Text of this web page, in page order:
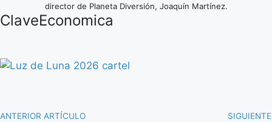
director de Planeta Diversión, Joaquín Martínez.
ClaveEconomica
ANTERIOR ARTÍCULO SIGUIENTE